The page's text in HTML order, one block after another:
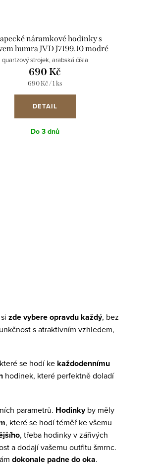
náramkové hodinky s
humra JVD J7199.10 modré
quartzový strojek, arabská čísla
690 Kč
Měrná
690 Kč / 1 ks
DETAIL
Do 3 dnů
zde vybere opravdu každý, bez
s atraktivním vzhledem,
se hodí ke každodennímu
hodinek, které perfektně doladí
parametrů. Hodinkyby měly
, které se hodí téměř ke všemu
, třeba hodinky v zářivých
a dodají vašemu outfitu šmrnc.
dokonale padne do oka.